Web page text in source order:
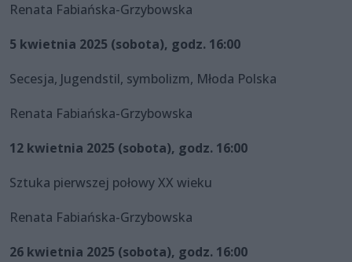
Renata Fabiańska-Grzybowska
5 kwietnia 2025 (sobota), godz. 16:00
Secesja, Jugendstil, symbolizm, Młoda Polska
Renata Fabiańska-Grzybowska
12 kwietnia 2025 (sobota), godz. 16:00
Sztuka pierwszej połowy XX wieku
Renata Fabiańska-Grzybowska
26 kwietnia 2025 (sobota), godz. 16:00